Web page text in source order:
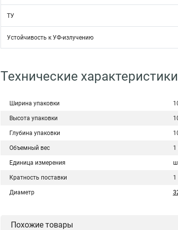
ТУ
Устойчивость к УФ-излучению
Технические
Ширина упаковки
Высота упаковки
Глубина упаковки
Объемный вес 1
Единица измерения
Кратность поставки 1
Диаметр
Похожие товары